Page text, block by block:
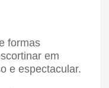
formas
em
e espectacular.